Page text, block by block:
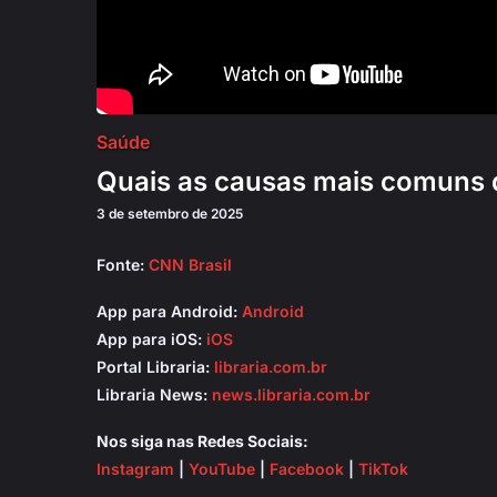
Saúde
Quais as causas mais comuns
3 de setembro de 2025
Fonte: CNN Brasil
App para Android: Android
App para iOS: iOS
Portal Libraria: libraria.com.br
Libraria News: news.libraria.com.br
Nos siga nas Redes Sociais:
Instagram
YouTube Facebook TikTok